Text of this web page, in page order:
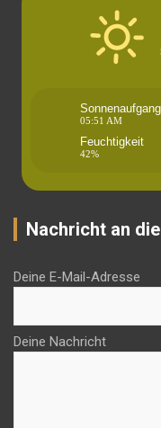
Sonnenaufgang
05:51 AM
Feuchtigkeit
42%
Nachricht an
Deine E-Mail-Adresse
Deine Nachricht